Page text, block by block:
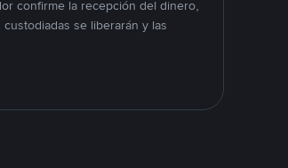
confirme la recepción del dinero,
se liberarán y las